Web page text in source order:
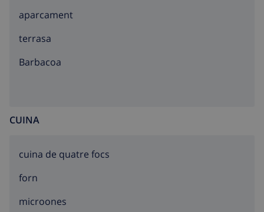
aparcament
terrasa
barbacoa
CUINA
cuina de quatre focs
forn
microones